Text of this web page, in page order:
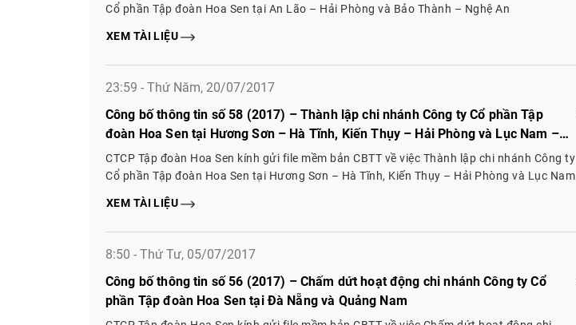
Cổ phần Tập đoàn Hoa Sen tại An Lão – Hải Phòng và Bảo Thành – Nghệ An
XEM TÀI LIỆU
23:59 - Thứ Năm, 20/07/2017
Công bố thông tin số 58 (2017) – Thành lập chi nhánh Công ty Cổ phần Tập
đoàn Hoa Sen tại Hương Sơn – Hà Tĩnh, Kiến Thụy – Hải Phòng và Lục Nam –
Bắc Giang
CTCP Tập đoàn Hoa Sen kính gửi file mềm bản CBTT về việc Thành lập chi nhánh Công ty
Cổ phần Tập đoàn Hoa Sen tại Hương Sơn – Hà Tĩnh, Kiến Thụy – Hải Phòng và Lục Nam
– Bắc Giang
XEM TÀI LIỆU
8:50 - Thứ Tư, 05/07/2017
Công bố thông tin số 56 (2017) – Chấm dứt hoạt động chi nhánh Công ty Cổ
phần Tập đoàn Hoa Sen tại Đà Nẵng và Quảng Nam